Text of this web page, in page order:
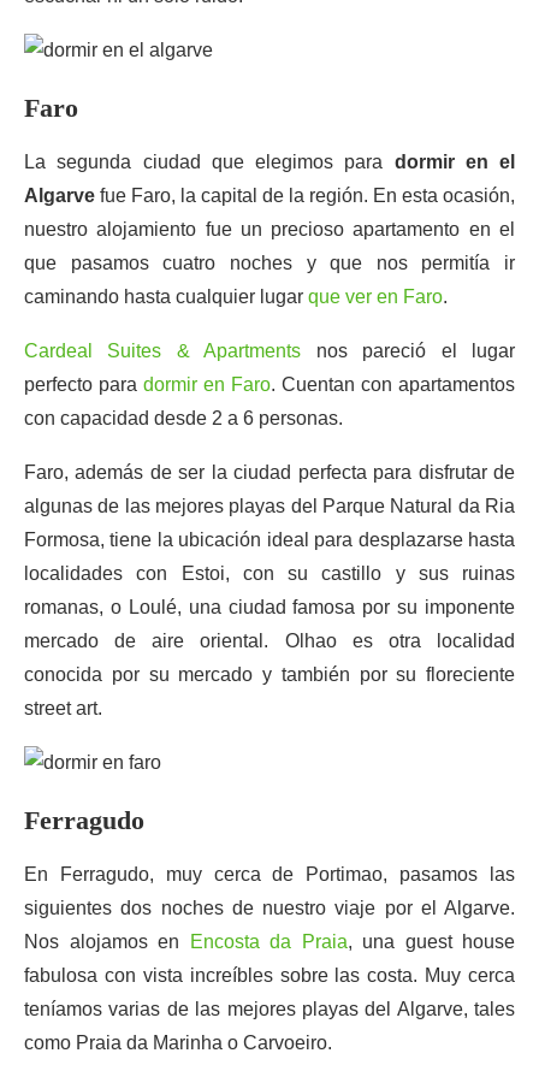
Faro
La segunda ciudad que elegimos para dormir en el
Algarve fue Faro, la capital de la región. En esta ocasión,
nuestro alojamiento fue un precioso apartamento en el
que pasamos cuatro noches y que nos permitía ir
caminando hasta cualquier lugar que ver en Faro.
Cardeal Suites & Apartments nos pareció el lugar
perfecto para dormir en Faro. Cuentan con apartamentos
con capacidad desde 2 a 6 personas.
Faro, además de ser la ciudad perfecta para disfrutar de
algunas de las mejores playas del Parque Natural da Ria
Formosa, tiene la ubicación ideal para desplazarse hasta
localidades con Estoi, con su castillo y sus ruinas
romanas, o Loulé, una ciudad famosa por su imponente
mercado de aire oriental. Olhao es otra localidad
conocida por su mercado y también por su floreciente
street art.
Ferragudo
En Ferragudo, muy cerca de Portimao, pasamos las
siguientes dos noches de nuestro viaje por el Algarve.
Nos alojamos en
Encosta da Praia, una guest house
fabulosa con vista increíbles sobre las costa. Muy cerca
teníamos varias de las mejores playas del Algarve, tales
como Praia da Marinha o Carvoeiro.